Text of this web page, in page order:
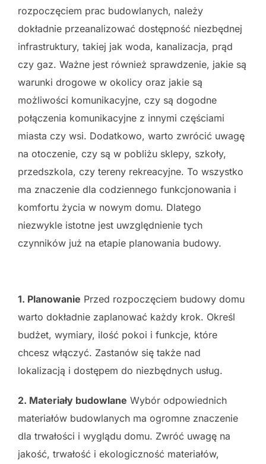
rozpoczęciem prac budowlanych, należy
dokładnie przeanalizować dostępność niezbędnej
infrastruktury, takiej jak woda, kanalizacja, prąd
czy gaz. Ważne jest również sprawdzenie, jakie są
warunki drogowe w okolicy oraz jakie są
możliwości komunikacyjne, czy są dogodne
połączenia komunikacyjne z innymi częściami
miasta czy wsi. Dodatkowo, warto zwrócić uwagę
na otoczenie, czy są w pobliżu sklepy, szkoły,
przedszkola, czy tereny rekreacyjne. To wszystko
ma znaczenie dla codziennego funkcjonowania i
komfortu życia w nowym domu. Dlatego
niezwykle istotne jest uwzględnienie tych
czynników już na etapie planowania budowy.
1. Planowanie Przed rozpoczęciem budowy domu
warto dokładnie zaplanować każdy krok. Określ
budżet, wymiary, ilość pokoi i funkcje, które
chcesz włączyć. Zastanów się także nad
lokalizacją i dostępem do niezbędnych usług.
2. Materiały budowlane Wybór odpowiednich
materiałów budowlanych ma ogromne znaczenie
dla trwałości i wyglądu domu. Zwróć uwagę na
jakość, trwałość i ekologiczność materiałów,